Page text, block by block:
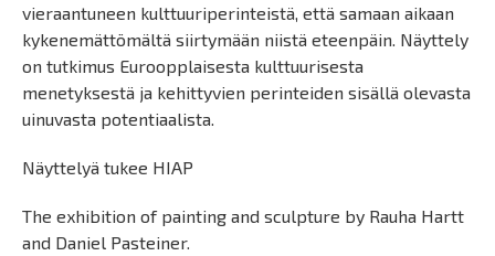
vieraantuneen kulttuuriperinteistä, että samaan aikaan
kykenemättömältä siirtymään niistä eteenpäin. Näyttely
on tutkimus Euroopplaisesta kulttuurisesta
menetyksestä ja kehittyvien perinteiden sisällä olevasta
uinuvasta potentiaalista.
Näyttelyä tukee HIAP
The exhibition of painting and sculpture by Rauha Hartt
and Daniel Pasteiner.